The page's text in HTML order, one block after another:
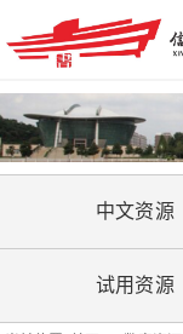
中文资源
试用资源